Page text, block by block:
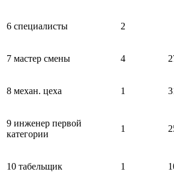
6 специалисты 2
7 мастер смены 4
8 механ. цеха 1
9 инженер первой
категории
1
10 табельщик 1